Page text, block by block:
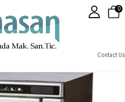
Contact Us
0